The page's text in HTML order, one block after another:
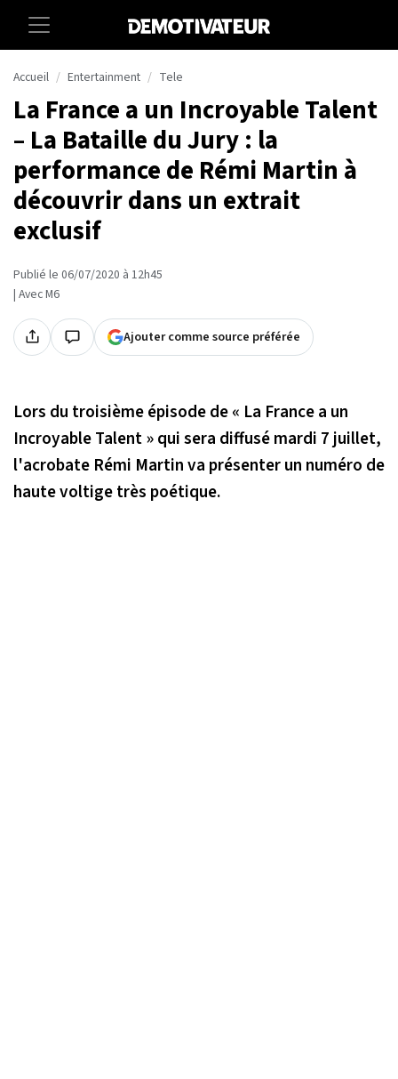
Accueil Entertainment Tele
La France a un Incroyable Talent
– La Bataille du Jury : la
performance de Rémi Martin à
découvrir dans un extrait
exclusif
Publié le 06/07/2020 à 12h45
| Avec M6
Ajouter comme source préférée
Lors du troisième épisode de « La France a un
Incroyable Talent » qui sera diffusé mardi 7 juillet,
l'acrobate Rémi Martin va présenter un numéro de
haute voltige très poétique.